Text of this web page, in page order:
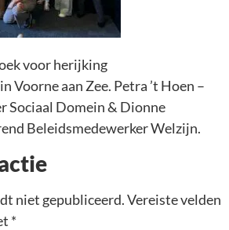
voor herijking
Voorne aan Zee. Petra ’t Hoen –
Sociaal Domein & Dionne
Beleidsmedewerker Welzijn.
niet gepubliceerd.Vereiste velden
*